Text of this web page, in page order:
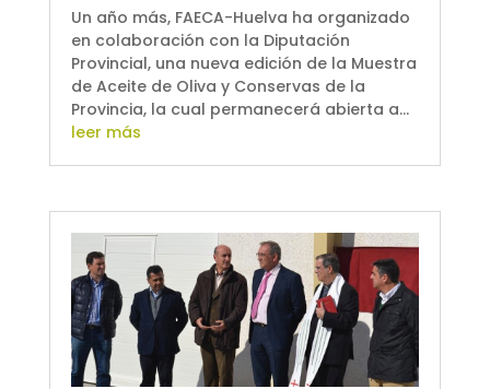
Un año más, FAECA-Huelva ha organizado
en colaboración con la Diputación
Provincial, una nueva edición de la Muestra
de Aceite de Oliva y Conservas de la
Provincia, la cual permanecerá abierta a...
leer más